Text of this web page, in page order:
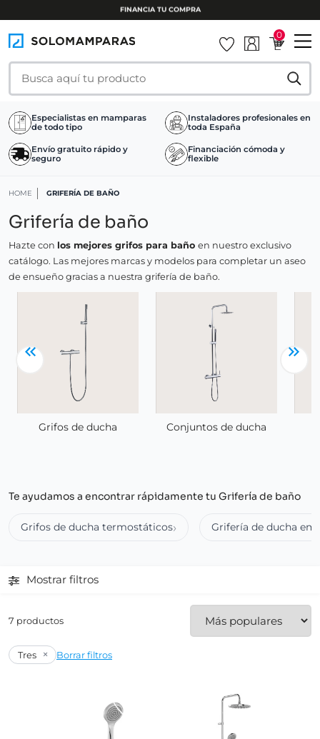
0
Especialistas en mamparas
de todo tipo
Instaladores profesionales en
toda España
Envío gratuito rápido y
seguro
Financiación cómoda y
flexible
HOME GRIFERÍA DE BAÑO
Grifería de baño
Hazte con los mejores grifos para baño en nuestro exclusivo
catálogo. Las mejores marcas y modelos para completar un aseo
de ensueño gracias a nuestra grifería de baño.
Grifos de ducha Conjuntos de ducha
Te ayudamos a encontrar rápidamente tu Grifería de baño
Grifos de ducha termostáticos Grifería de ducha
Mostrar filtros
7 productos
Tres × Borrar filtros